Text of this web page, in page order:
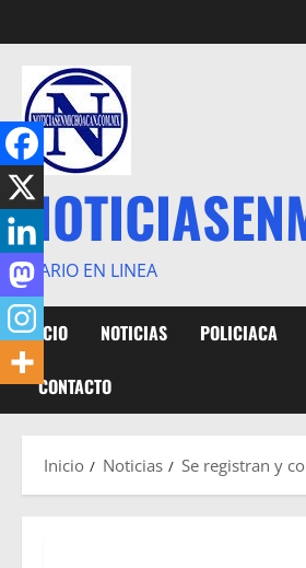
al
contenido
DIARIO EN LINEA
INICIO NOTICIAS POLICIACA
CONTACTO
Inicio Noticias Se registran y